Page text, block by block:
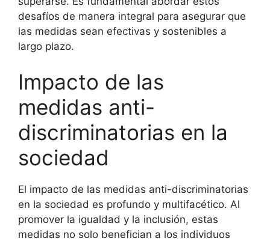
desafíos de manera integral para asegurar que
las medidas sean efectivas y sostenibles a
largo plazo.
Impacto de las
medidas anti-
discriminatorias en la
sociedad
El impacto de las medidas anti-discriminatorias
en la sociedad es profundo y multifacético. Al
promover la igualdad y la inclusión, estas
medidas no solo benefician a los individuos